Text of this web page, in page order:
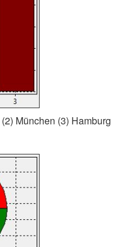
München (3) Hamburg